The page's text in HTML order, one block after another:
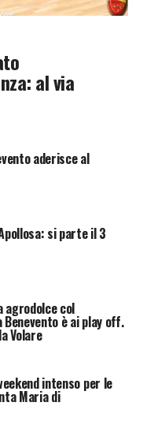
al via
aderisce al
si parte il 3
agrodolce col
Benevento è ai play off.
Volare
intenso per le
Maria di